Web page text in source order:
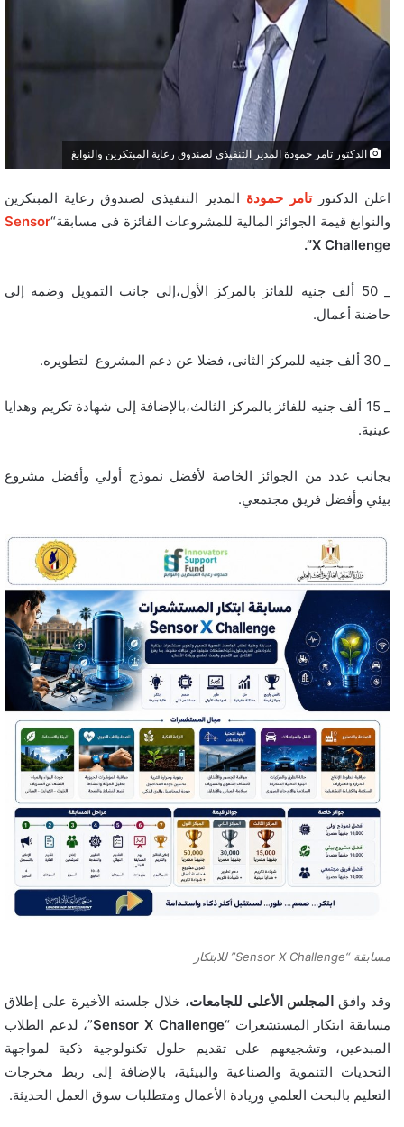
الدكتور تامر حمودة المدير التنفيذي لصندوق رعاية المبتكرين والنوابغ
اعلن الدكتورتامر حمودة المدير التنفيذي لصندوق رعاية المبتكرين
والنوابغ قيمة الجوائز المالية للمشروعات الفائزة فى مسابقة“Sensor
X Challenge”.
_ 50 ألف جنيه للفائز بالمركز الأول،إلى جانب التمويل وضمه إلى
حاضنة أعمال.
_ 15 ألف جنيه للفائز بالمركز الثالث،بالإضافة إلى شهادة تكريم وهدايا
عينية.
بجانب عدد من الجوائز الخاصة لأفضل نموذج أولي وأفضل مشروع
بيئي وأفضل فريق مجتمعي.
مسابقة “Sensor X Challenge” للابتكار
وقد وافق المجلس الأعلى للجامعات، خلال جلسته الأخيرة على إطلاق
مسابقة ابتكار المستشعرات “
Sensor X Challenge
”، لدعم الطلاب
المبدعين، وتشجيعهم على تقديم حلول تكنولوجية ذكية لمواجهة
التحديات التنموية والصناعية والبيئية، بالإضافة إلى ربط مخرجات
التعليم بالبحث العلمي وريادة الأعمال ومتطلبات سوق العمل الحديثة.